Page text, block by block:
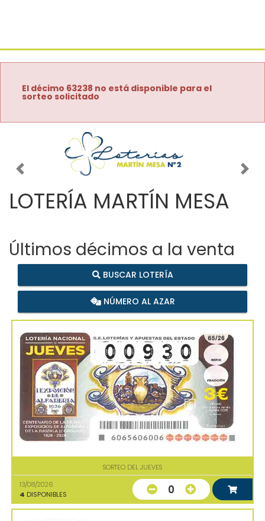
El décimo 63238 no está disponible para el
sorteo solicitado
Imagen anterior
LOTERÍA MARTÍN MESA
Últimos décimos a la venta
BUSCAR LOTERÍA
NÚMERO AL AZAR
SORTEO DEL JUEVES
13/08/2026
4 DISPONIBLES 0